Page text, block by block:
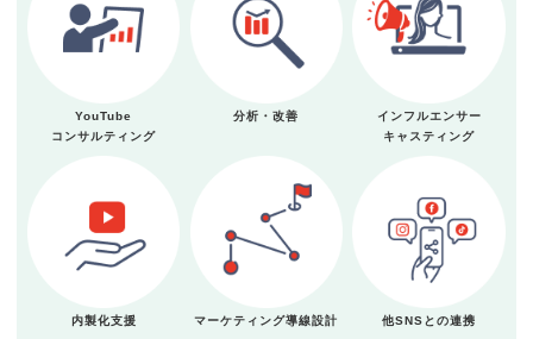
YouTube
コンサルティング
分析・改善
インフルエンサー
キャスティング
内製化支援 マーケティング導線設計 他SNSとの連携